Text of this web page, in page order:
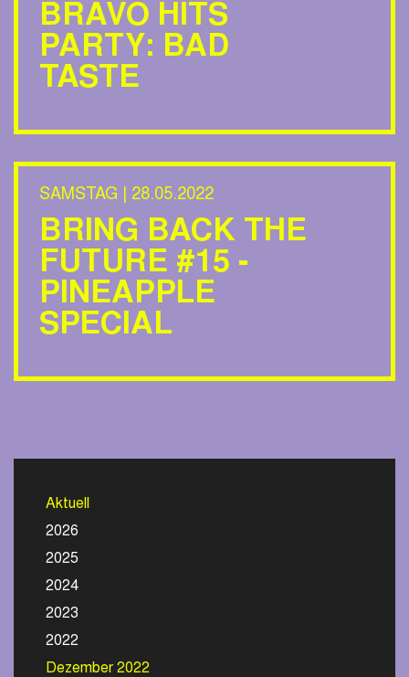
BRAVO HITS
PARTY: BAD
TASTE
SAMSTAG | 28.05.2022
BRING BACK THE
FUTURE #15 -
PINEAPPLE
SPECIAL
Aktuell
2026
2025
2024
2023
2022
Dezember 2022